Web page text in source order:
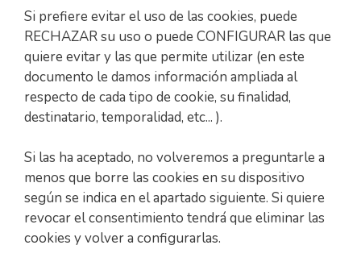
Si prefiere evitar el uso de las cookies, puede
RECHAZAR su uso o puede CONFIGURAR las que
quiere evitar y las que permite utilizar (en este
documento le damos información ampliada al
respecto de cada tipo de cookie, su finalidad,
destinatario, temporalidad, etc... ).
Si las ha aceptado, no volveremos a preguntarle a
menos que borre las cookies en su dispositivo
según se indica en el apartado siguiente. Si quiere
revocar el consentimiento tendrá que eliminar las
cookies y volver a configurarlas.